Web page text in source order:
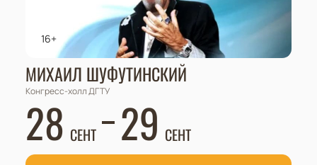
16+
МИХАИЛ ШУФУТИНСКИЙ
Конгресс-холл ДГТУ
28 СЕНТ 29 СЕНТ